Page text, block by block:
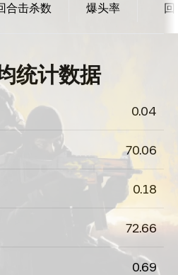
合击杀数 爆头率 回
统计数据
0.04
70.06
0.18
72.66
0.69